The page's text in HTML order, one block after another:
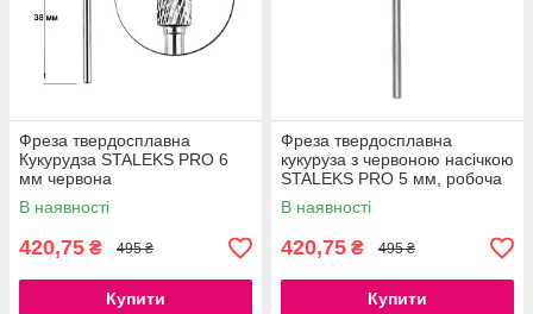
Фреза твердосплавна
Кукурудза STALEKS PRO 6
мм червона
В наявності
420,75 ₴ 495 ₴
Купити
Фреза твердосплавна
кукуруза з червоною насічкою
STALEKS PRO 5 мм, робоча
частина 13 мм
В наявності
420,75 ₴ 495 ₴
Купити